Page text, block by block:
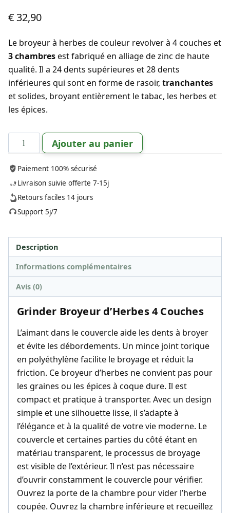
€ 32,90
Le broyeur à herbes de couleur revolver à 4 couches et
3 chambresest fabriqué en alliage de zinc de haute
qualité. Il a 24 dents supérieures et 28 dents
inférieures qui sont en forme de rasoir, tranchantes
et solides, broyant entièrement le tabac, les herbes et
les épices.
quantité
de
Grinder
Métal
4
Couches
Ajouter au panier
Paiement 100% sécurisé
Livraison suivie offerte 7-15j
Retours faciles 14 jours
Support 5j/7
Description
Informations complémentaires
Avis (0)
Grinder Broyeur d’Herbes 4 Couches
L’aimant dans le couvercle aide les dents à broyer
et évite les débordements. Un mince joint torique
en polyéthylène facilite le broyage et réduit la
friction. Ce broyeur d’herbes ne convient pas pour
les graines ou les épices à coque dure. Il est
compact et pratique à transporter. Avec un design
simple et une silhouette lisse, il s’adapte à
l’élégance et à la qualité de votre vie moderne. Le
couvercle et certaines parties du côté étant en
matériau transparent, le processus de broyage
est visible de l’extérieur. Il n’est pas nécessaire
d’ouvrir constamment le couvercle pour vérifier.
Ouvrez la porte de la chambre pour vider l’herbe
coupée. Ouvrez la chambre inférieure et recueillez